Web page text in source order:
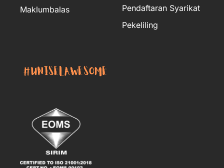
Maklumbalas
Pendaftaran Syarikat
Pekeliling